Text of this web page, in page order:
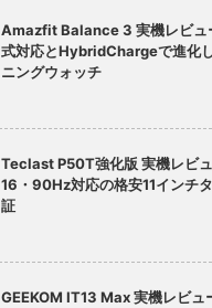
Amazfit Balance 3 実機レビュ
式対応とHybridChargeで進化
ニングウォッチ
Teclast P50T強化版 実機レビ
16・90Hz対応の格安11インチ
証
GEEKOM IT13 Max 実機レビ